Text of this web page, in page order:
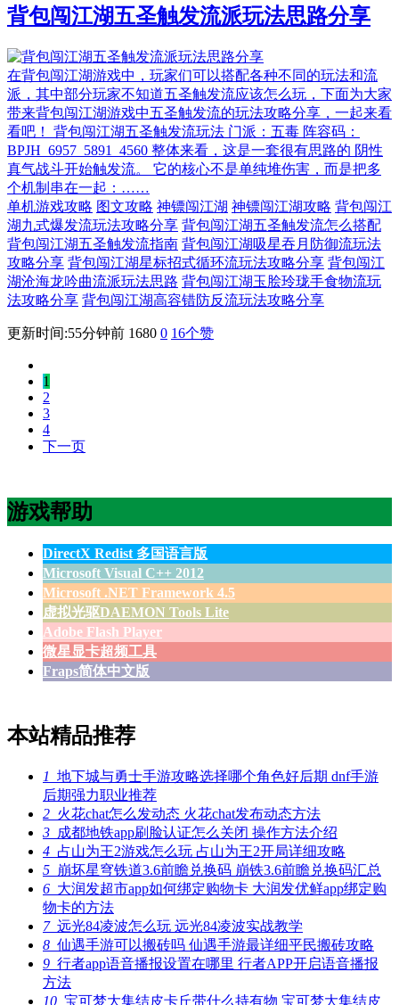
背包闯江湖五圣触发流派玩法思路分享
在背包闯江湖游戏中，玩家们可以搭配各种不同的玩法和流
派，其中部分玩家不知道五圣触发流应该怎么玩，下面为大家
带来背包闯江湖游戏中五圣触发流的玩法攻略分享，一起来看
看吧！ 背包闯江湖五圣触发流玩法 门派：五毒 阵容码：
BPJH_6957_5891_4560 整体来看，这是一套很有思路的 阴性
真气战斗开始触发流。 它的核心不是单纯堆伤害，而是把多
个机制串在一起：……
单机游戏攻略 图文攻略 神镖闯江湖 神镖闯江湖攻略 背包闯江
湖九式爆发流玩法攻略分享 背包闯江湖五圣触发流怎么搭配
背包闯江湖五圣触发流指南 背包闯江湖吸星吞月防御流玩法
攻略分享 背包闯江湖星标招式循环流玩法攻略分享 背包闯江
湖沧海龙吟曲流派玩法思路 背包闯江湖玉脍玲珑手食物流玩
法攻略分享 背包闯江湖高容错防反流玩法攻略分享
更新时间:55分钟前 1680 0 16个赞
1
2
3
4
下一页
游戏帮助
DirectX Redist 多国语言版
Microsoft Visual C++ 2012
Microsoft .NET Framework 4.5
虚拟光驱DAEMON Tools Lite
Adobe Flash Player
微星显卡超频工具
Fraps简体中文版
本站精品推荐
1 地下城与勇士手游攻略选择哪个角色好后期 dnf手游
后期强力职业推荐
2 火花chat怎么发动态 火花chat发布动态方法
3 成都地铁app刷脸认证怎么关闭 操作方法介绍
4 占山为王2游戏怎么玩 占山为王2开局详细攻略
5 崩坏星穹铁道3.6前瞻兑换码 崩铁3.6前瞻兑换码汇总
6 大润发超市app如何绑定购物卡 大润发优鲜app绑定购
物卡的方法
7远光84凌波怎么玩 远光84凌波实战教学
8 仙遇手游可以搬砖吗 仙遇手游最详细平民搬砖攻略
9 行者app语音播报设置在哪里 行者APP开启语音播报
方法
10 宝可梦大集结皮卡丘带什么持有物 宝可梦大集结皮